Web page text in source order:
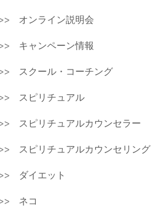
オンライン説明会
キャンペーン情報
スクール・コーチング
スピリチュアル
スピリチュアルカウンセラー
スピリチュアルカウンセリング
ダイエット
ネコ